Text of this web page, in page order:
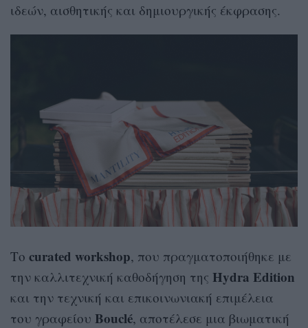
ιδεών, αισθητικής και δημιουργικής έκφρασης.
Το curated workshop, που πραγματοποιήθηκε με
την καλλιτεχνική καθοδήγηση της Hydra Edition
και την τεχνική και επικοινωνιακή επιμέλεια
του γραφείου Bouclé, αποτέλεσε μια βιωματική